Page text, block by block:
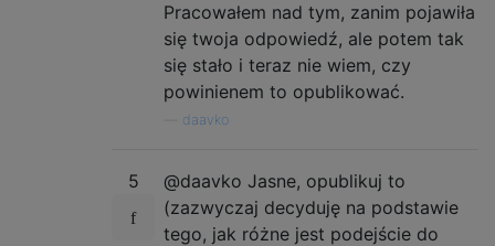
Pracowałem nad tym, zanim pojawiła
się twoja odpowiedź, ale potem tak
się stało i teraz nie wiem, czy
powinienem to opublikować.
daavko
5
@daavko Jasne, opublikuj to
(zazwyczaj decyduję na podstawie
tego, jak różne jest podejście do